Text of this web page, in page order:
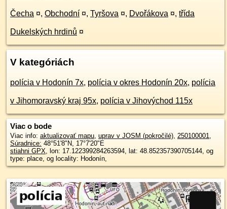
Čecha ¤, Obchodní ¤, Tyršova ¤, Dvořákova ¤, třída
Dukelských hrdinů ¤
V kategóriách
polícia v Hodonín 7x, polícia v okres Hodonín 20x, polícia
v Jihomoravský kraj 95x, polícia v Jihovýchod 115x
Viac o bode
Viac info: aktualizovať mapu, uprav v JOSM (pokročilé), 250100001,
Súradnice: 48°51'8"N, 17°7'20"E
stiahni GPX, lon: 17.122399284263594, lat: 48.852357390705144, og
type: place, og locality: Hodonín,